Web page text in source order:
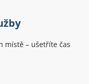
místě – ušetříte čas